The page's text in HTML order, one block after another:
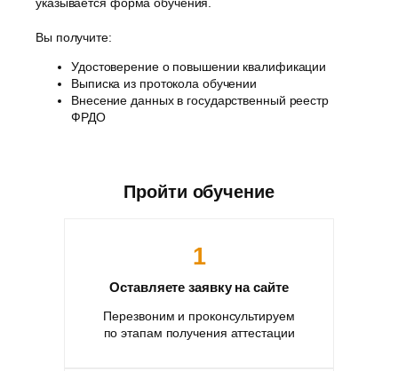
Вы получите:
Удостоверение о повышении квалификации
Выписка из протокола обучении
Внесение данных в государственный реестр
ФРДО
Пройти обучение
1
Оставляете заявку на сайте
Перезвоним и проконсультируем
по этапам получения аттестации